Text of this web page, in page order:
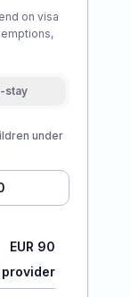
on visa
stay
under
EUR 90